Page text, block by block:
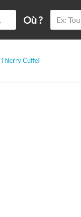
Où ?
Thierry Cuffel